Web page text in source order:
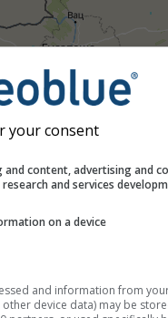
your consent
and content, advertising and
and services
on a device
and information from
device data) may be